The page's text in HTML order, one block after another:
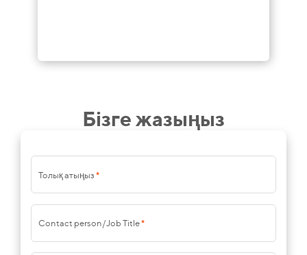
Бізге жазыңыз
Толық атыңыз*
Contact person/Job Title*